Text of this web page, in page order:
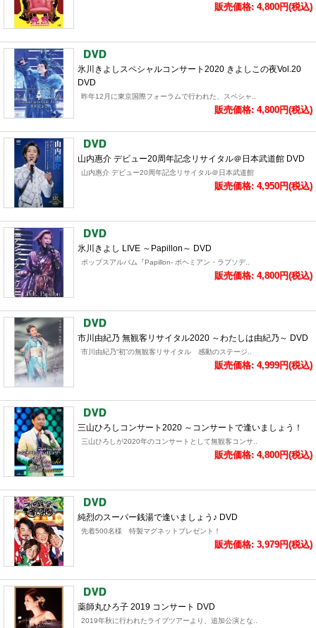
販売価格: 4,800円(税込)
氷川きよしスペシャルコンサート2020 きよしこの夜Vol.20
DVD
昨年12月に東京国際フォーラムで行われた、スペシャ..
販売価格: 4,800円(税込)
山内惠介 デビュー20周年記念リサイタル＠日本武道館 DVD
山内惠介 デビュー20周年記念リサイタル＠日本武道館
販売価格: 4,950円(税込)
氷川きよし LIVE ～Papillon～ DVD
ポップスアルバム『Papillon- ボヘミアン・ラプソデ..
販売価格: 4,800円(税込)
市川由紀乃 無観客リサイタル2020 ～わたしは由紀乃～ DVD
市川由紀乃“初”の無観客リサイタル 感動のステージ..
販売価格: 4,999円(税込)
三山ひろしコンサート2020 ～コンサートで逢いましょう！
三山ひろしが2020年のコンサートとして無観客コンサ..
販売価格: 4,800円(税込)
純烈のスーパー銭湯で逢いましょう♪ DVD
先着500名様 特製マグネットプレゼント！
販売価格: 3,979円(税込)
薬師丸ひろ子 2019 コンサート DVD
2019年秋に行われたライブツアーより、追加公演とな..